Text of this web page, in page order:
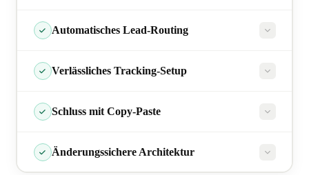
Automatisches Lead-Routing
automatischem Routing
Verlässliches Tracking-Setup
Schluss mit Copy-Paste
Änderungssichere Architektur